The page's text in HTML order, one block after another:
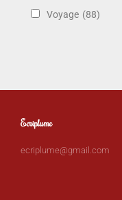
Voyage (88)
Ecriplume
ecriplume@gmail.com